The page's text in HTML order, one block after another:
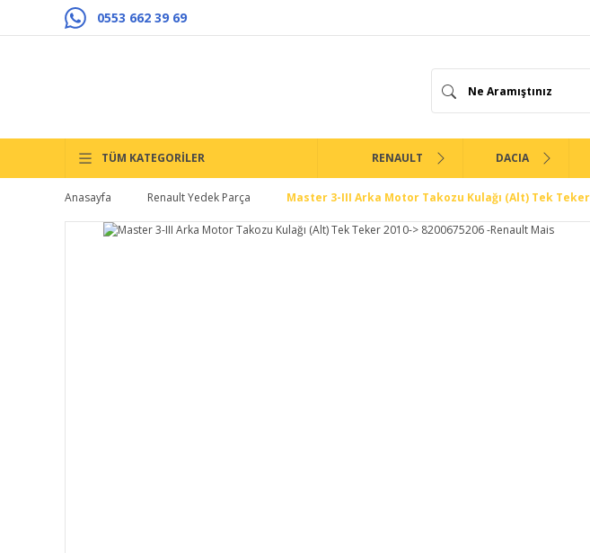
0553 662 39 69
TÜM KATEGORİLER RENAULT DACIA
Anasayfa Renault Yedek Parça Master 3-III Arka Motor Takozu Kulağı (Alt) Tek Teker